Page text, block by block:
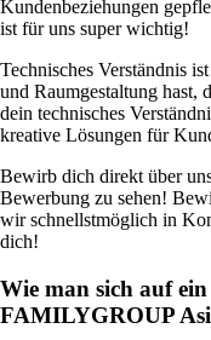
Kundenbeziehungen
ist für uns super wichtig!
Technisches Verständnis
und Raumgestaltung hast,
dein technisches
kreative Lösungen für
Bewirb dich direkt über
Bewerbung zu sehen!
wir schnellstmöglich in
dich!
Wie man sich auf
FAMILYGROUP